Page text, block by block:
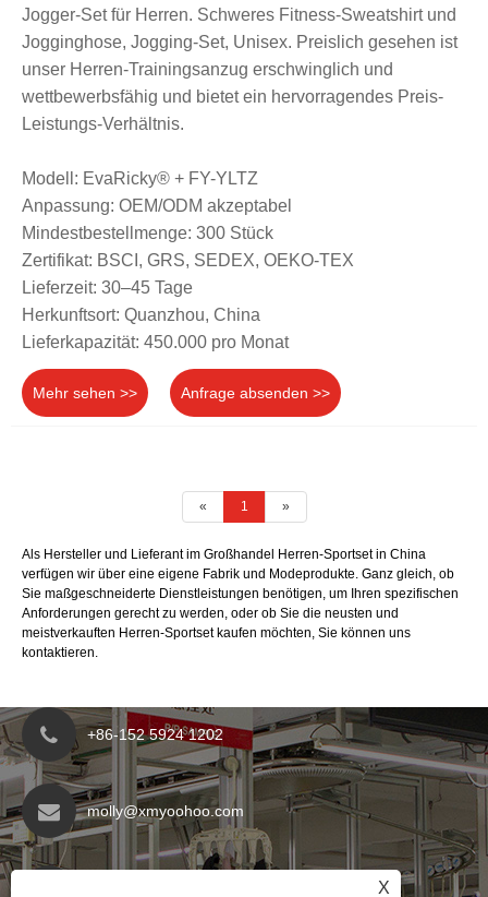
Jogger-Set für Herren. Schweres Fitness-Sweatshirt und
Jogginghose, Jogging-Set, Unisex. Preislich gesehen ist
unser Herren-Trainingsanzug erschwinglich und
wettbewerbsfähig und bietet ein hervorragendes Preis-
Leistungs-Verhältnis.
Modell: EvaRicky® + FY-YLTZ
Anpassung: OEM/ODM akzeptabel
Mindestbestellmenge: 300 Stück
Zertifikat: BSCI, GRS, SEDEX, OEKO-TEX
Lieferzeit: 30–45 Tage
Herkunftsort: Quanzhou, China
Lieferkapazität: 450.000 pro Monat
Mehr sehen >> Anfrage absenden >>
« 1 »
Als Hersteller und Lieferant im Großhandel Herren-Sportset in China
verfügen wir über eine eigene Fabrik und Modeprodukte. Ganz gleich, ob
Sie maßgeschneiderte Dienstleistungen benötigen, um Ihren spezifischen
Anforderungen gerecht zu werden, oder ob Sie die neusten und
meistverkauften Herren-Sportset kaufen möchten, Sie können uns
kontaktieren.
+86-152 5924 1202
molly@xmyoohoo.com
Nr. 98 Xiangxing Rd, Bezirk Xiang'an, Fujian,
X